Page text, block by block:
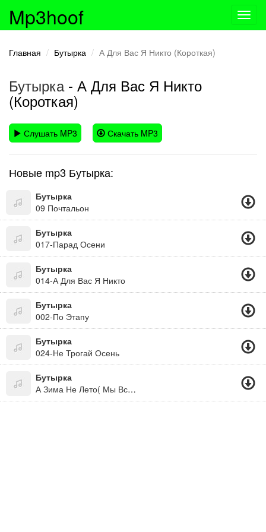
Mp3hoof
Главная Бутырка А Для Вас Я Никто (Короткая)
Бутырка- А Для Вас Я Никто
(Короткая)
Слушать MP3 Скачать MP3
Новые mp3 Бутырка:
Бутырка
09 Почтальон
Бутырка
017-Парад Осени
Бутырка
014-А Для Вас Я Никто
Бутырка
002-По Этапу
Бутырка
024-Не Трогай Осень
Бутырка
А Зима Не Лето( Мы Все Живем Под Богом. Не Забывайте! )